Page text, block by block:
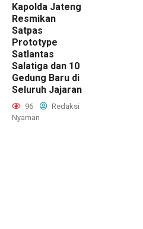
Kapolda Jateng
Resmikan
Satpas
Prototype
Satlantas
Salatiga dan 10
Gedung Baru di
Seluruh Jajaran
96
Redaksi
Nyaman